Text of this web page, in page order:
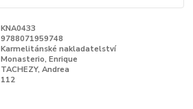
KNA0433
9788071959748
Karmelitánské nakladatelství
Monasterio, Enrique
TACHEZY, Andrea
112